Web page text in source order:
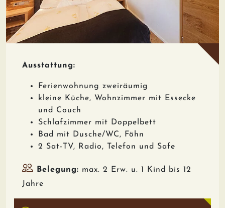
Ausstattung:
Ferienwohnung zweiräumig
kleine Küche, Wohnzimmer mit Essecke
und Couch
Schlafzimmer mit Doppelbett
Bad mit Dusche/WC, Föhn
2 Sat-TV, Radio, Telefon und Safe
Belegung: max. 2 Erw. u. 1 Kind bis 12
Jahre